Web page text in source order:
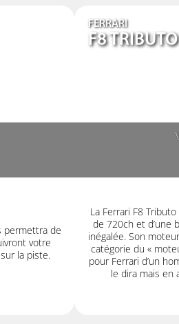
permettra de
votre
la piste.
FERRARI
F8 TRIBUTO
La Ferrari F8
de 720ch et d’une
inégalée. Son
catégorie du «
pour Ferrari d’un
le dira mais en